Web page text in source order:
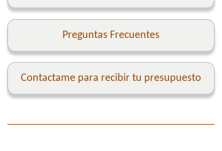
Preguntas Frecuentes
Contactame para recibir tu presupuesto